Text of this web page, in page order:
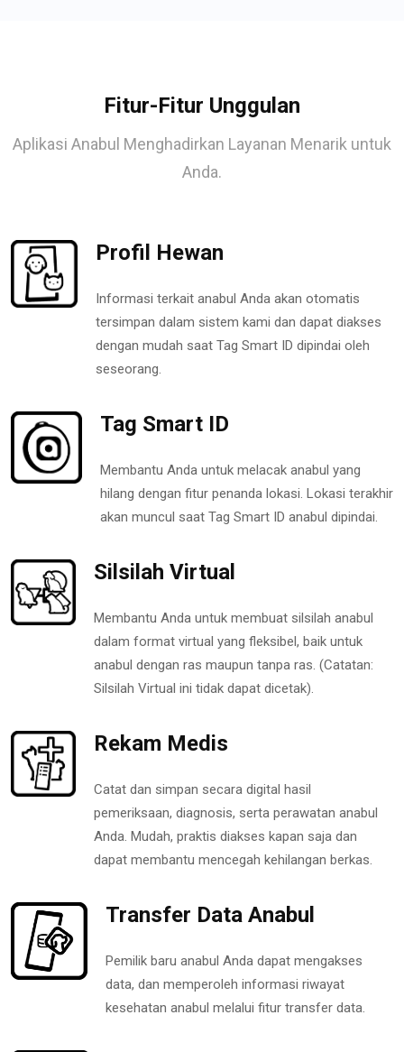
Fitur-Fitur Unggulan
Aplikasi Anabul Menghadirkan Layanan Menarik untuk
Anda.
Profil Hewan
Informasi terkait anabul Anda akan otomatis
tersimpan dalam sistem kami dan dapat diakses
dengan mudah saat Tag Smart ID dipindai oleh
seseorang.
Tag Smart ID
Membantu Anda untuk melacak anabul yang
hilang dengan fitur penanda lokasi. Lokasi terakhir
akan muncul saat Tag Smart ID anabul dipindai.
Silsilah Virtual
Membantu Anda untuk membuat silsilah anabul
dalam format virtual yang fleksibel, baik untuk
anabul dengan ras maupun tanpa ras. (Catatan:
Silsilah Virtual ini tidak dapat dicetak).
Rekam Medis
Catat dan simpan secara digital hasil
pemeriksaan, diagnosis, serta perawatan anabul
Anda. Mudah, praktis diakses kapan saja dan
dapat membantu mencegah kehilangan berkas.
Transfer Data Anabul
Pemilik baru anabul Anda dapat mengakses
data, dan memperoleh informasi riwayat
kesehatan anabul melalui fitur transfer data.